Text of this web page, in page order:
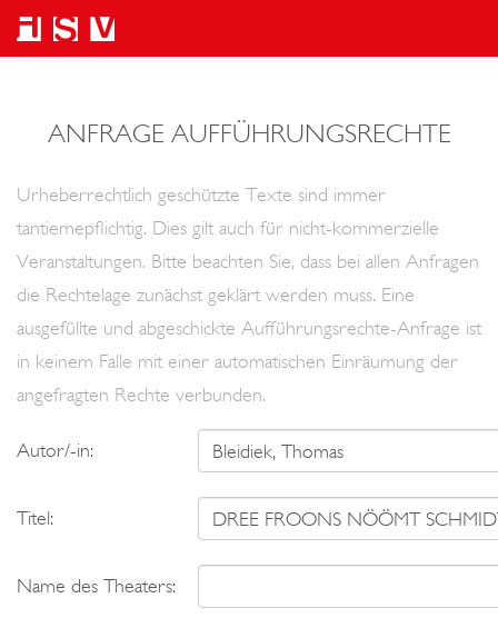
ANFRAGE AUFFÜHRUNGSRECHTE
Urheberrechtlich geschützte Texte sind immer
tantiemepflichtig. Dies gilt auch für nicht-kommerzielle
Veranstaltungen. Bitte beachten Sie, dass bei allen Anfragen
die Rechtelage zunächst geklärt werden muss. Eine
ausgefüllte und abgeschickte Aufführungsrechte-Anfrage ist
in keinem Falle mit einer automatischen Einräumung der
angefragten Rechte verbunden.
Autor/-in:
Titel:
Name des Theaters: